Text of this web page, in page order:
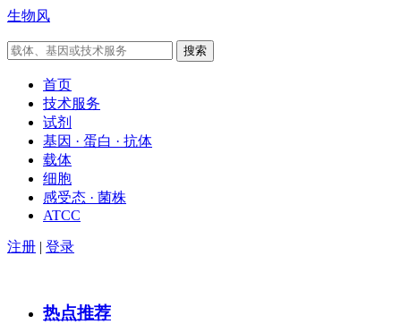
生物风
首页
技术服务
试剂
基因 · 蛋白 · 抗体
载体
细胞
感受态 · 菌株
ATCC
注册 | 登录
热点推荐